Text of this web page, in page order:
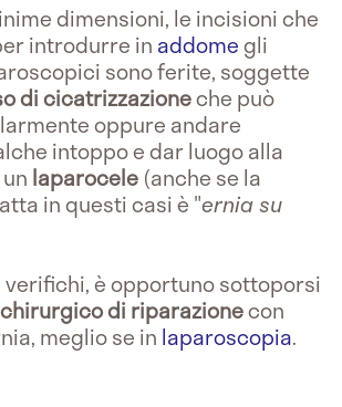
dimensioni, le incisioni che
introdurre in addomegli
sono ferite, soggette
dicicatrizzazioneche può
oppure andare
intoppo e dar luogo alla
laparocele (anche se la
in questi casi è "ernia su
verifichi, è opportuno sottoporsi
di riparazionecon
meglio se in laparoscopia.